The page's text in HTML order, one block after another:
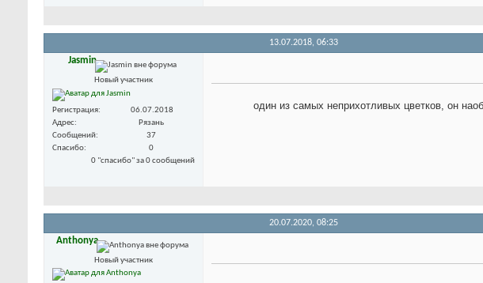
13.07.2018, 06:33
Jasmin
Новый участник
Регистрация
06.07.2018
Адрес
Рязань
Сообщений
37
Спасибо
0
0 "спасибо" за 0 сообщений
один из самых неприхотливых цветков, он
20.07.2020, 08:25
Anthonya
Новый участник